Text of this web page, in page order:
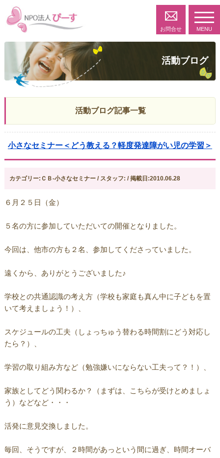
お問合せ MENU
活動ブログ
活動ブログ記事一覧
小さなセミナー＜どう教える？軽度発達障がい児の学習＞
カテゴリー:ＣＢ-小さなセミナー / スタッフ: / 掲載日:2010.06.28
６月２５日（金）
５名の方に参加していただいての開催となりました。
今回は、他市の方も２名、参加してくださっていました。
遠くから、ありがとうございました♪
学校との共通認識の考え方（学校も家庭も真ん中に子どもを置
いて考えましょう！）、
スケジュールの工夫（しょっちゅう替わる時間割にどう対応し
たら？）、
学習の取り組み方など（勉強嫌いにならない工夫って？！）、
家族としてどう関わるか？（まずは、こちらが受けとめましょ
う）などなど・・・
活発に意見交換しました。
毎回、そうですが、２時間があっという間に過ぎ、時間オーバ